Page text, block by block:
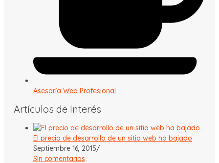
Asesoría Web Profesional
Artículos de Interés
El precio de desarrollo de un sitio web ha bajado
Septiembre 16, 2015/
Sin comentarios